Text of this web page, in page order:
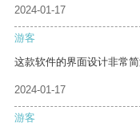
2024-01-17
游客
这款软件的界面设计非常简
2024-01-17
游客